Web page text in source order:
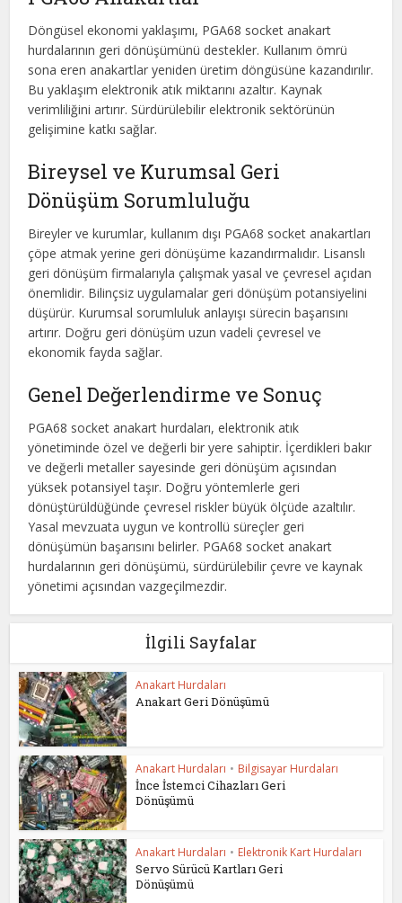
Döngüsel ekonomi yaklaşımı, PGA68 socket anakart
hurdalarının geri dönüşümünü destekler. Kullanım ömrü
sona eren anakartlar yeniden üretim döngüsüne kazandırılır.
Bu yaklaşım elektronik atık miktarını azaltır. Kaynak
verimliliğini artırır. Sürdürülebilir elektronik sektörünün
gelişimine katkı sağlar.
Bireysel ve Kurumsal Geri
Dönüşüm Sorumluluğu
Bireyler ve kurumlar, kullanım dışı PGA68 socket anakartları
çöpe atmak yerine geri dönüşüme kazandırmalıdır. Lisanslı
geri dönüşüm firmalarıyla çalışmak yasal ve çevresel açıdan
önemlidir. Bilinçsiz uygulamalar geri dönüşüm potansiyelini
düşürür. Kurumsal sorumluluk anlayışı sürecin başarısını
artırır. Doğru geri dönüşüm uzun vadeli çevresel ve
ekonomik fayda sağlar.
Genel Değerlendirme ve Sonuç
PGA68 socket anakart hurdaları, elektronik atık
yönetiminde özel ve değerli bir yere sahiptir. İçerdikleri bakır
ve değerli metaller sayesinde geri dönüşüm açısından
yüksek potansiyel taşır. Doğru yöntemlerle geri
dönüştürüldüğünde çevresel riskler büyük ölçüde azaltılır.
Yasal mevzuata uygun ve kontrollü süreçler geri
dönüşümün başarısını belirler. PGA68 socket anakart
hurdalarının geri dönüşümü, sürdürülebilir çevre ve kaynak
yönetimi açısından vazgeçilmezdir.
İlgili Sayfalar
Anakart Hurdaları
Anakart Geri Dönüşümü
Anakart Hurdaları • Bilgisayar Hurdaları
İnce İstemci Cihazları Geri
Dönüşümü
Anakart Hurdaları • Elektronik Kart Hurdaları
Servo Sürücü Kartları Geri
Dönüşümü